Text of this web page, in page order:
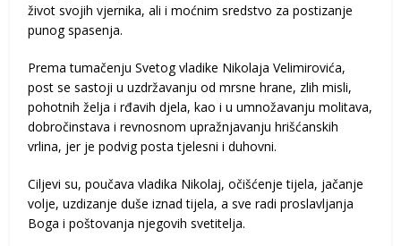
život svojih vjernika, ali i moćnim sredstvo za postizanje
punog spasenja.
Prema tumačenju Svetog vladike Nikolaja Velimirovića,
post se sastoji u uzdržavanju od mrsne hrane, zlih misli,
pohotnih želja i rđavih djela, kao i u umnožavanju molitava,
dobročinstava i revnosnom upražnjavanju hrišćanskih
vrlina, jer je podvig posta tjelesni i duhovni.
Ciljevi su, poučava vladika Nikolaj, očišćenje tijela, jačanje
volje, uzdizanje duše iznad tijela, a sve radi proslavljanja
Boga i poštovanja njegovih svetitelja.